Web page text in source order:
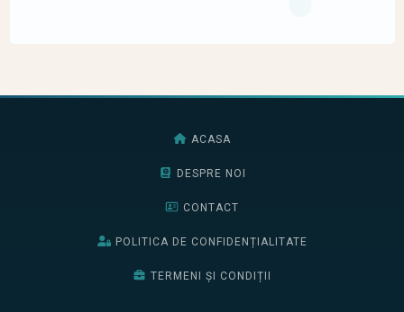
ACASA
DESPRE NOI
CONTACT
POLITICA DE CONFIDENȚIALITATE
TERMENI ȘI CONDIȚII